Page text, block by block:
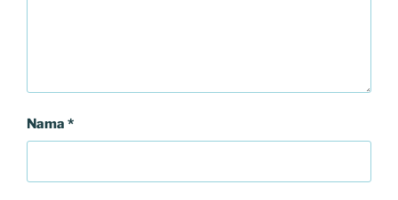
Nama *